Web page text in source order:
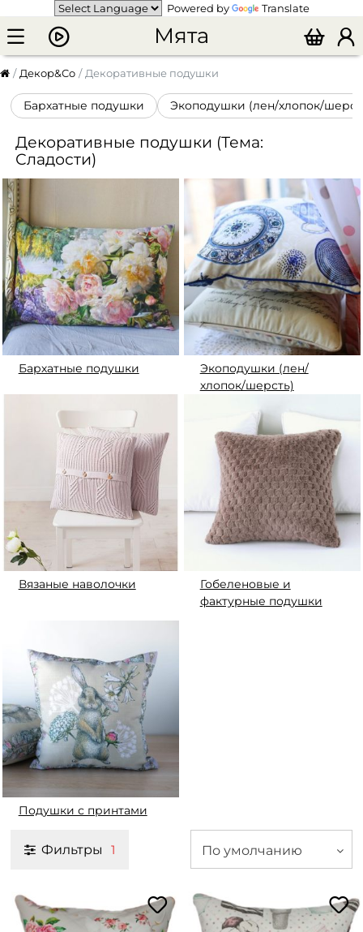
Powered by Translate
Мята
Декор&Co Декоративные подушки
Бархатные подушки Экоподушки (лен/хлопок/
Декоративные подушки (Тема:
Сладости)
Бархатные подушки
Экоподушки (лен/
хлопок/шерсть)
Вязаные наволочки
Гобеленовые и
фактурные подушки
Подушки с принтами
Фильтры 1 По умолчанию